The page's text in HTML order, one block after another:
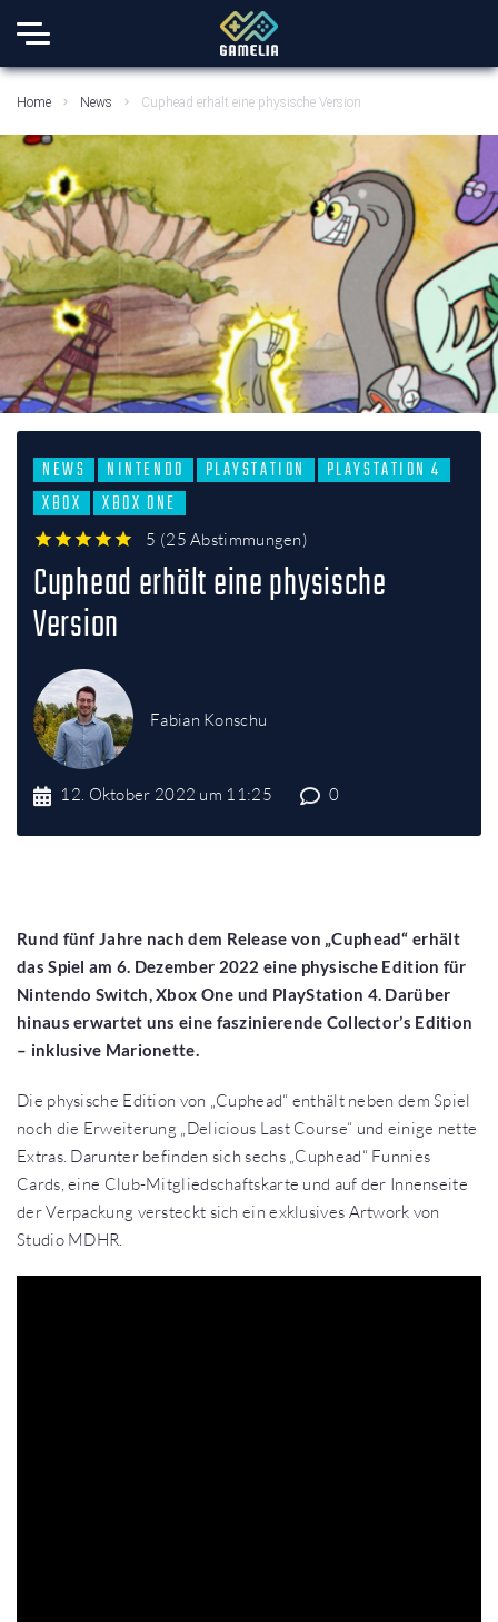
Home News Cuphead erhält eine physische Version
NEWS NINTENDO PLAYSTATION
PLAYSTATION 4
XBOX
XBOX ONE
5 (25 Abstimmungen)
Cuphead erhält eine physische
Version
Fabian Konschu
12. Oktober 2022 um 11:25 0
Rund fünf Jahre nach dem Release von „Cuphead“ erhält
das Spiel am 6. Dezember 2022 eine physische Edition für
Nintendo Switch, Xbox One und PlayStation 4. Darüber
hinaus erwartet uns eine faszinierende Collector’s Edition
– inklusive Marionette.
Die physische Edition von „Cuphead“ enthält neben dem Spiel
noch die Erweiterung „Delicious Last Course“ und einige nette
Extras. Darunter befinden sich sechs „Cuphead“ Funnies
Cards, eine Club-Mitgliedschaftskarte und auf der Innenseite
der Verpackung versteckt sich ein exklusives Artwork von
Studio MDHR.